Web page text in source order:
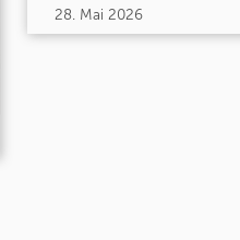
28. Mai 2026